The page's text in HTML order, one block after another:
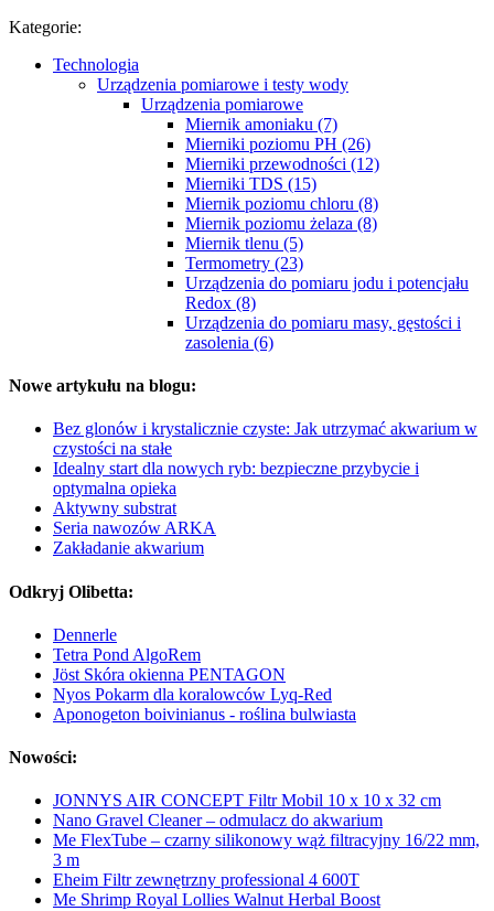
Kategorie:
Technologia
Urządzenia pomiarowe i testy wody
Urządzenia pomiarowe
Miernik amoniaku (7)
Mierniki poziomu PH (26)
Mierniki przewodności (12)
Mierniki TDS (15)
Miernik poziomu chloru (8)
Miernik poziomu żelaza (8)
Miernik tlenu (5)
Termometry (23)
Urządzenia do pomiaru jodu i potencjału
Redox (8)
Urządzenia do pomiaru masy, gęstości i
zasolenia (6)
Nowe artykułu na blogu:
Bez glonów i krystalicznie czyste: Jak utrzymać akwarium w
czystości na stałe
Idealny start dla nowych ryb: bezpieczne przybycie i
optymalna opieka
Aktywny substrat
Seria nawozów ARKA
Zakładanie akwarium
Odkryj Olibetta:
Dennerle
Tetra Pond AlgoRem
Jöst Skóra okienna PENTAGON
Nyos Pokarm dla koralowców Lyq-Red
Aponogeton boivinianus - roślina bulwiasta
Nowości:
JONNYS AIR CONCEPT Filtr Mobil 10 x 10 x 32 cm
Nano Gravel Cleaner – odmulacz do akwarium
Me FlexTube – czarny silikonowy wąż filtracyjny 16/22 mm,
3 m
Eheim Filtr zewnętrzny professional 4 600T
Me Shrimp Royal Lollies Walnut Herbal Boost